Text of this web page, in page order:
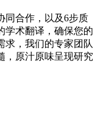
同合作，以及6步质
学术翻译，确保您的
求，我们的专家团队
，原汁原味呈现研究